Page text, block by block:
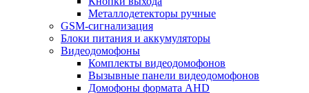
Металлодетекторы ручные
GSM-сигнализация
Блоки питания и аккумуляторы
Видеодомофоны
Комплекты видеодомофонов
Вызывные панели видеодомофонов
Домофоны формата AHD